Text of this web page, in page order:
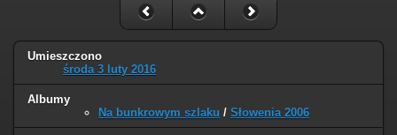
Umieszczono
środa 3 luty 2016
Albumy
Na bunkrowym szlaku / Słowenia 2006